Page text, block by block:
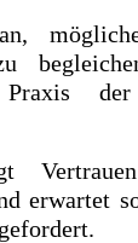
der
erwartet